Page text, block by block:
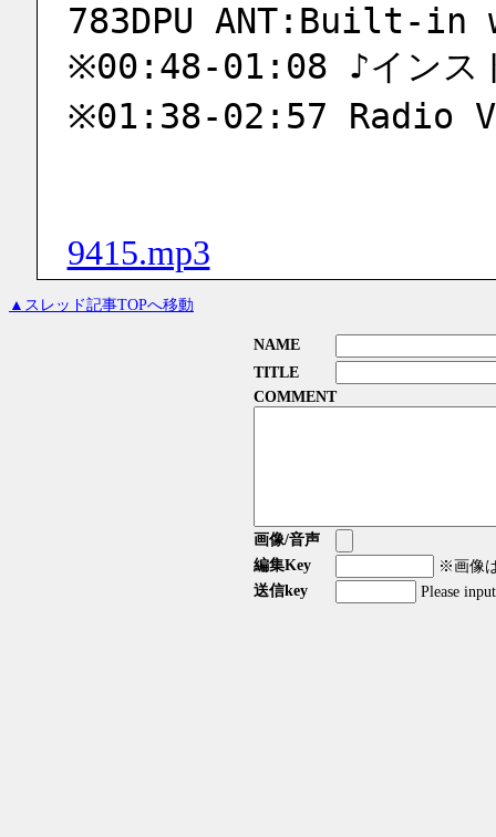
783DPU ANT:Built-in
※00:48-01:08 ♪インス
※01:38-02:57 Radio
9415.mp3
▲スレッド記事TOPへ移動
NAME
TITLE
COMMENT
画像/音声
編集Key
※画像
送信key
Please